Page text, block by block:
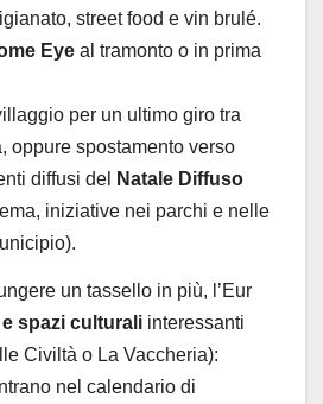
street food e vin brulé.
Eye al tramonto o in prima
per un ultimo giro tra
oppure spostamento verso
diffusi del
Natale Diffuso
iniziative nei parchi e nelle
un tassello in più, l’Eur
spazi culturali interessanti
Civiltà o La Vaccheria):
nel calendario di